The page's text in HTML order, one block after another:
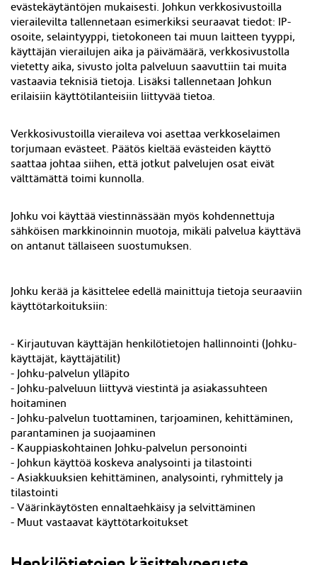
evästekäytäntöjen mukaisesti. Johkun verkkosivustoilla
vierailevilta tallennetaan esimerkiksi seuraavat tiedot: IP-
osoite, selaintyyppi, tietokoneen tai muun laitteen tyyppi,
käyttäjän vierailujen aika ja päivämäärä, verkkosivustolla
vietetty aika, sivusto jolta palveluun saavuttiin tai muita
vastaavia teknisiä tietoja. Lisäksi tallennetaan Johkun
erilaisiin käyttötilanteisiin liittyvää tietoa.
Verkkosivustoilla vieraileva voi asettaa verkkoselaimen
torjumaan evästeet. Päätös kieltää evästeiden käyttö
saattaa johtaa siihen, että jotkut palvelujen osat eivät
välttämättä toimi kunnolla.
Johku voi käyttää viestinnässään myös kohdennettuja
sähköisen markkinoinnin muotoja, mikäli palvelua käyttävä
on antanut tällaiseen suostumuksen.
Johku kerää ja käsittelee edellä mainittuja tietoja seuraaviin
käyttötarkoituksiin:
- Kirjautuvan käyttäjän henkilötietojen hallinnointi (Johku-
käyttäjät, käyttäjätilit)
- Johku-palvelun ylläpito
- Johku-palveluun liittyvä viestintä ja asiakassuhteen
hoitaminen
- Johku-palvelun tuottaminen, tarjoaminen, kehittäminen,
parantaminen ja suojaaminen
- Kauppiaskohtainen Johku-palvelun personointi
- Johkun käyttöä koskeva analysointi ja tilastointi
- Asiakkuuksien kehittäminen, analysointi, ryhmittely ja
tilastointi
- Väärinkäytösten ennaltaehkäisy ja selvittäminen
- Muut vastaavat käyttötarkoitukset